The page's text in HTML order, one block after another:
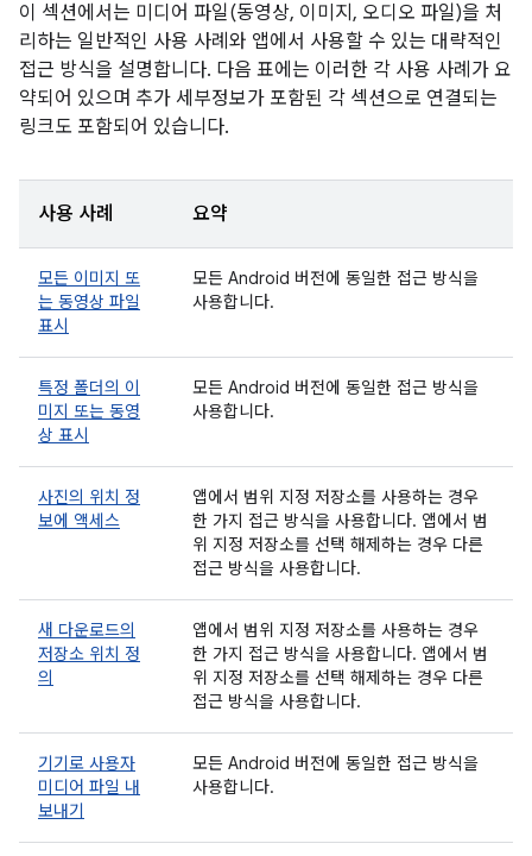
이 섹션에서는 미디어 파일(동영상, 이미지, 오디오 파일)을 처
리하는 일반적인 사용 사례와 앱에서 사용할 수 있는 대략적인
접근 방식을 설명합니다. 다음 표에는 이러한 각 사용 사례가 요
약되어 있으며 추가 세부정보가 포함된 각 섹션으로 연결되는
링크도 포함되어 있습니다.
사용 사례 요약
모든 이미지 또
는 동영상 파일
표시
모든 Android 버전에 동일한 접근 방식을
사용합니다.
특정 폴더의 이
미지 또는 동영
상 표시
모든 Android 버전에 동일한 접근 방식을
사용합니다.
사진의 위치 정
보에 액세스
앱에서 범위 지정 저장소를 사용하는 경우
한 가지 접근 방식을 사용합니다. 앱에서 범
위 지정 저장소를 선택 해제하는 경우 다른
접근 방식을 사용합니다.
새 다운로드의
저장소 위치 정
의
앱에서 범위 지정 저장소를 사용하는 경우
한 가지 접근 방식을 사용합니다. 앱에서 범
위 지정 저장소를 선택 해제하는 경우 다른
접근 방식을 사용합니다.
기기로 사용자
미디어 파일 내
보내기
모든 Android 버전에 동일한 접근 방식을
사용합니다.